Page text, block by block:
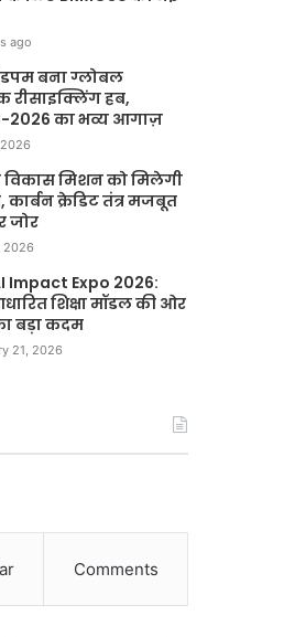
ago
बना ग्लोबल
रीसाइक्लिंग हब,
2026 का भव्य आगाज़
विकास मिशन को मिलेगी
कार्बन क्रेडिट तंत्र मजबूत
जोर
2026
Impact Expo 2026:
शिक्षा मॉडल की ओर
बड़ा कदम
21, 2026
Comments